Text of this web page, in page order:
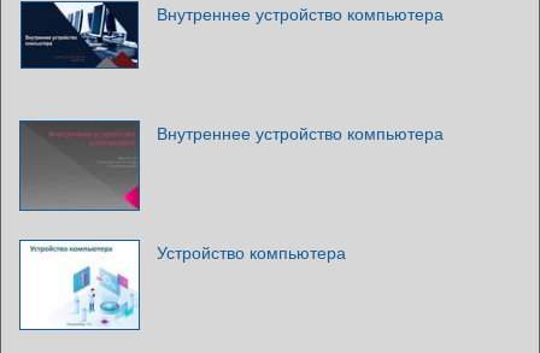
Внутреннее устройство компьютера
Внутреннее устройство компьютера
Устройство компьютера